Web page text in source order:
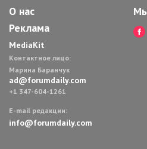
АВТОРСКИЕ КОЛОНКИ
ЗДОРОВЬЕ И КРАСОТА
ДОМ И ЕДА
О нас
Реклама
MediaKit
Контактное лицо:
Марина Баранчук
ad@forumdaily.com
+1 347-604-1261
E-mail редакции:
info@forumdaily.com